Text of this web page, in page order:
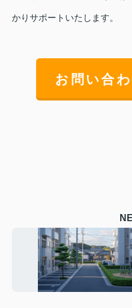
かりサポートいたします。
お問い合